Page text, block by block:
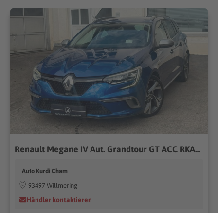
Renault Megane IV Aut. Grandtour GT ACC RKAM LED CARPLAY
Auto Kurdi Cham
93497 Willmering
Händler kontaktieren